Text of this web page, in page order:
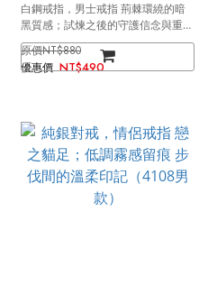
白鋼戒指，男士戒指 荊棘環繞的暗
黑質感；試煉之後的守護信念與重生
（4106）
NT$880
NT$490